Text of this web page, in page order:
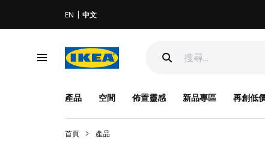
EN 中文
產品 空間 佈置靈感 新品專區 再創低
首頁 產品